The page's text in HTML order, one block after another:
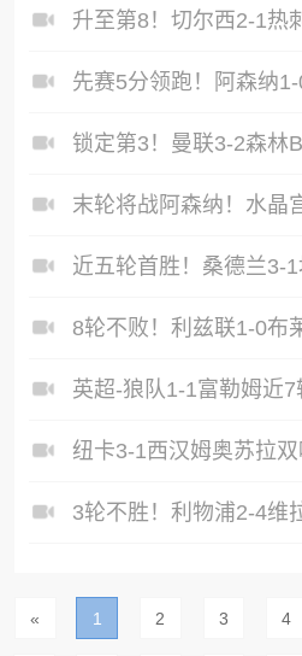
« 1 2 3 4